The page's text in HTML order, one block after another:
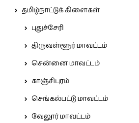
தமிழ்நாட்டுக் கிளைகள்
புதுச்சேரி
திருவள்ளூர் மாவட்டம்
சென்னை மாவட்டம்
காஞ்சிபுரம்
செங்கல்பட்டு மாவட்டம்
வேலூர் மாவட்டம்